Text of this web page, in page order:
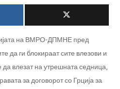
на ВМРО-ДПМНЕ пред
да ги блокираат сите влезови и
влезат на утрешната седница,
за договорот со Грција за